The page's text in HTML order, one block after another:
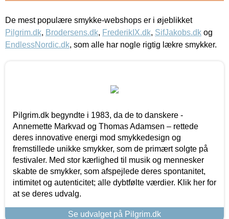
De mest populære smykke-webshops er i øjeblikket
Pilgrim.dk, Brodersens.dk, FrederikIX.dk, SifJakobs.dk og
EndlessNordic.dk, som alle har nogle rigtig lækre smykker.
Pilgrim.dk begyndte i 1983, da de to danskere -
Annemette Markvad og Thomas Adamsen – rettede
deres innovative energi mod smykkedesign og
fremstillede unikke smykker, som de primært solgte på
festivaler. Med stor kærlighed til musik og mennesker
skabte de smykker, som afspejlede deres spontanitet,
intimitet og autenticitet; alle dybtfølte værdier. Klik her for
at se deres udvalg.
Se udvalget på Pilgrim.dk